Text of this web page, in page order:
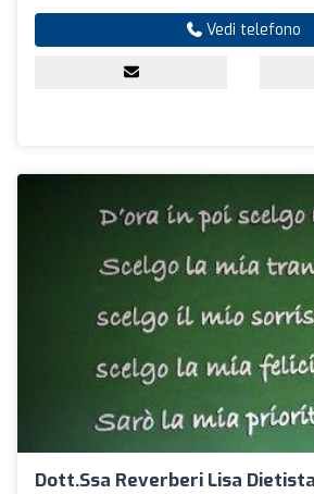
Vedi telefono
Dott.ssa Reverberi Lisa Dietista